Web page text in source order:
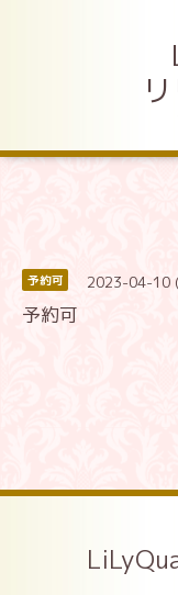
予約可 2023-04-10
予約可